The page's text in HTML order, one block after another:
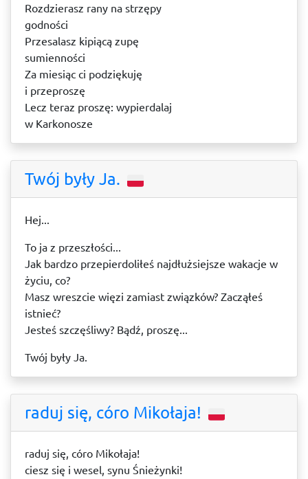
Rozdzierasz rany na strzępy
godności
Przesalasz kipiącą zupę
sumienności
Za miesiąc ci podziękuję
i przeproszę
Lecz teraz proszę: wypierdalaj
w Karkonosze
Twój były Ja.
Hej...
To ja z przeszłości...
Jak bardzo przepierdoliłeś najdłużsiejsze wakacje w
życiu, co?
Masz wreszcie więzi zamiast związków? Zacząłeś
istnieć?
Jesteś szczęśliwy? Bądź, proszę...
Twój były Ja.
raduj się, córo Mikołaja!
raduj się, córo Mikołaja!
ciesz się i wesel, synu Śnieżynki!